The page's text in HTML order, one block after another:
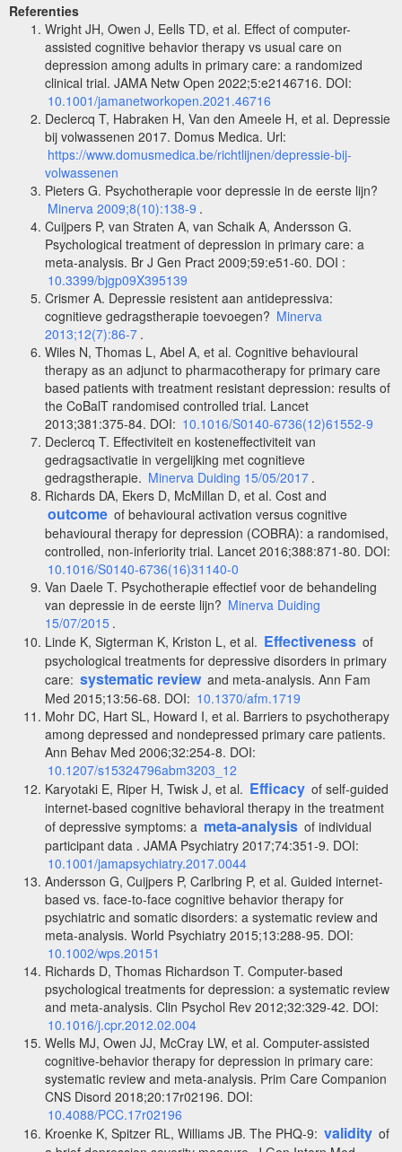
Referenties
Wright JH, Owen J, Eells TD, et al. Effect of computer-
assisted cognitive behavior therapy vs usual care on
depression among adults in primary care: a randomized
clinical trial. JAMA Netw Open 2022;5:e2146716. DOI:
10.1001/jamanetworkopen.2021.46716
Declercq T, Habraken H, Van den Ameele H, et al. Depressie
bij volwassenen 2017. Domus Medica. Url:
https://www.domusmedica.be/richtlijnen/depressie-bij-
volwassenen
Pieters G. Psychotherapie voor depressie in de eerste lijn?
Minerva 2009;8(10):138-9 .
Cuijpers P, van Straten A, van Schaik A, Andersson G.
Psychological treatment of depression in primary care: a
meta-analysis. Br J Gen Pract 2009;59:e51-60. DOI :
10.3399/bjgp09X395139
Crismer A. Depressie resistent aan antidepressiva:
cognitieve gedragstherapie toevoegen? Minerva
2013;12(7):86-7 .
Wiles N, Thomas L, Abel A, et al. Cognitive behavioural
therapy as an adjunct to pharmacotherapy for primary care
based patients with treatment resistant depression: results of
the CoBalT randomised controlled trial. Lancet
2013;381:375-84. DOI: 10.1016/S0140-6736(12)61552-9
Declercq T. Effectiviteit en kosteneffectiviteit van
gedragsactivatie in vergelijking met cognitieve
gedragstherapie. Minerva Duiding 15/05/2017 .
Richards DA, Ekers D, McMillan D, et al. Cost and
outcome of behavioural activation versus cognitive
behavioural therapy for depression (COBRA): a randomised,
controlled, non-inferiority trial. Lancet 2016;388:871-80. DOI:
10.1016/S0140-6736(16)31140-0
Van Daele T. Psychotherapie effectief voor de behandeling
van depressie in de eerste lijn? Minerva Duiding
15/07/2015 .
Linde K, Sigterman K, Kriston L, et al. Effectiveness of
psychological treatments for depressive disorders in primary
care: systematic review and meta-analysis. Ann Fam
Med 2015;13:56-68. DOI: 10.1370/afm.1719
Mohr DC, Hart SL, Howard I, et al. Barriers to psychotherapy
among depressed and nondepressed primary care patients.
Ann Behav Med 2006;32:254-8. DOI:
10.1207/s15324796abm3203_12
Karyotaki E, Riper H, Twisk J, et al. Efficacy of self-guided
internet-based cognitive behavioral therapy in the treatment
of depressive symptoms: a meta-analysis of individual
participant data . JAMA Psychiatry 2017;74:351-9. DOI:
10.1001/jamapsychiatry.2017.0044
Andersson G, Cuijpers P, Carlbring P, et al. Guided internet-
based vs. face-to-face cognitive behavior therapy for
psychiatric and somatic disorders: a systematic review and
meta-analysis. World Psychiatry 2015;13:288-95. DOI:
10.1002/wps.20151
Richards D, Thomas Richardson T. Computer-based
psychological treatments for depression: a systematic review
and meta-analysis. Clin Psychol Rev 2012;32:329-42. DOI:
10.1016/j.cpr.2012.02.004
Wells MJ, Owen JJ, McCray LW, et al. Computer-assisted
cognitive-behavior therapy for depression in primary care:
systematic review and meta-analysis. Prim Care Companion
CNS Disord 2018;20:17r02196. DOI:
10.4088/PCC.17r02196
Kroenke K, Spitzer RL, Williams JB. The PHQ-9: validity of